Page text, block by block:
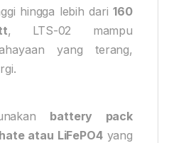
hingga lebih dari160
, LTS-02 mampu
yang terang,
battery pack
atau LiFePO4yang